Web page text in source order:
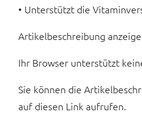
• Unterstützt die
Artikelbeschreibung
Ihr Browser unterstützt
Sie können die
auf diesen Link aufrufen.